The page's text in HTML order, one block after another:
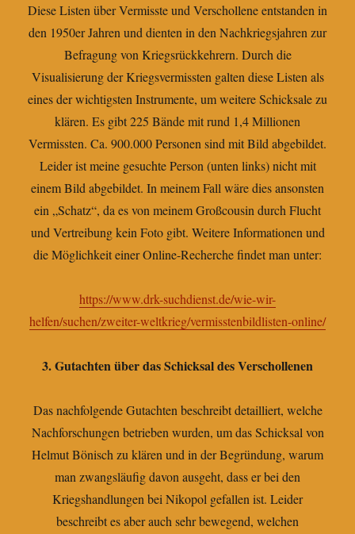
Diese Listen über Vermisste und Verschollene entstanden in
den 1950er Jahren und dienten in den Nachkriegsjahren zur
Befragung von Kriegsrückkehrern. Durch die
Visualisierung der Kriegsvermissten galten diese Listen als
eines der wichtigsten Instrumente, um weitere Schicksale zu
klären. Es gibt 225 Bände mit rund 1,4 Millionen
Vermissten. Ca. 900.000 Personen sind mit Bild abgebildet.
Leider ist meine gesuchte Person (unten links) nicht mit
einem Bild abgebildet. In meinem Fall wäre dies ansonsten
ein „Schatz“, da es von meinem Großcousin durch Flucht
und Vertreibung kein Foto gibt. Weitere Informationen und
die Möglichkeit einer Online-Recherche findet man unter:
https://www.drk-suchdienst.de/wie-wir-
helfen/suchen/zweiter-weltkrieg/vermisstenbildlisten-online/
3. Gutachten über das Schicksal des Verschollenen
Das nachfolgende Gutachten beschreibt detailliert, welche
Nachforschungen betrieben wurden, um das Schicksal von
Helmut Bönisch zu klären und in der Begründung, warum
man zwangsläufig davon ausgeht, dass er bei den
Kriegshandlungen bei Nikopol gefallen ist. Leider
beschreibt es aber auch sehr bewegend, welchen